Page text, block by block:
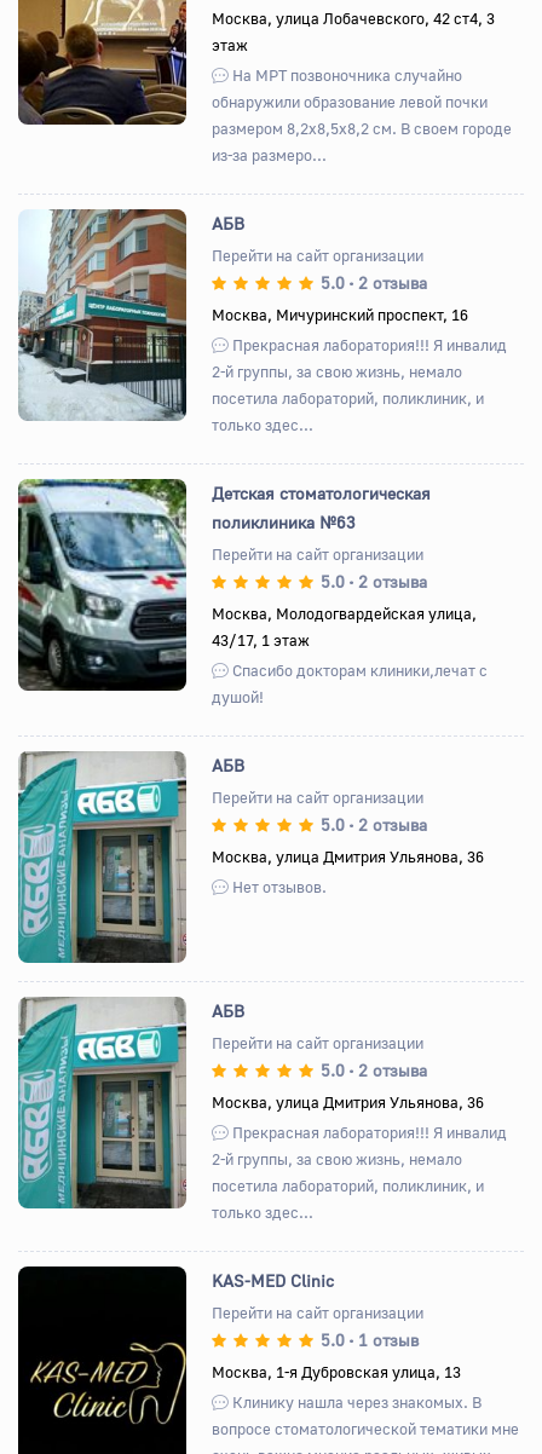
Назад ВпередМосква, улица Лобачевского, 42 ст4, 3
этаж
На МРТ позвоночника случайно
обнаружили образование левой почки
размером 8,2х8,5х8,2 см. В своем городе
из-за размеро...
Назад Вперед
АБВ
Перейти на сайт организации
5.0 • 2 отзыва
Москва, Мичуринский проспект, 16
Прекрасная лаборатория!!! Я инвалид
2-й группы, за свою жизнь, немало
посетила лабораторий, поликлиник, и
только здес...
Назад Вперед
Детская стоматологическая
поликлиника №63
Перейти на сайт организации
5.0 • 2 отзыва
Москва, Молодогвардейская улица,
43/17, 1 этаж
Спасибо докторам клиники,лечат с
душой!
Назад Вперед
АБВ
Перейти на сайт организации
5.0 • 2 отзыва
Москва, улица Дмитрия Ульянова, 36
Нет отзывов.
Назад Вперед
АБВ
Перейти на сайт организации
5.0 • 2 отзыва
Москва, улица Дмитрия Ульянова, 36
Прекрасная лаборатория!!! Я инвалид
2-й группы, за свою жизнь, немало
посетила лабораторий, поликлиник, и
только здес...
Назад Вперед
KAS-MED Clinic
Перейти на сайт организации
5.0 • 1 отзыв
Москва, 1-я Дубровская улица, 13
Клинику нашла через знакомых. В
вопросе стоматологической тематики мне